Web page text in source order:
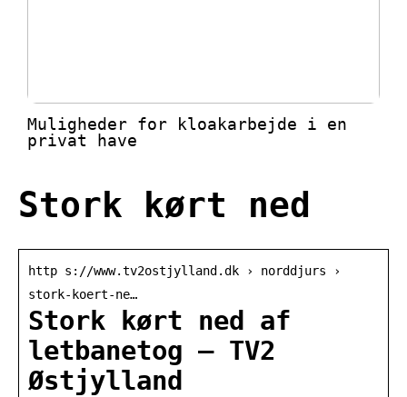
Muligheder for kloakarbejde i en
privat have
Stork kørt ned
http s://www.tv2ostjylland.dk › norddjurs ›
stork-koert-ne…
Stork kørt ned af
letbanetog – TV2
Østjylland